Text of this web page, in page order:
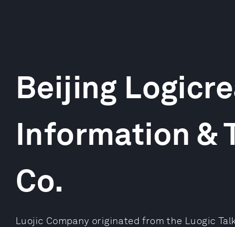
Beijing
Information &
Co.
Luojic Company originated from the Luogic